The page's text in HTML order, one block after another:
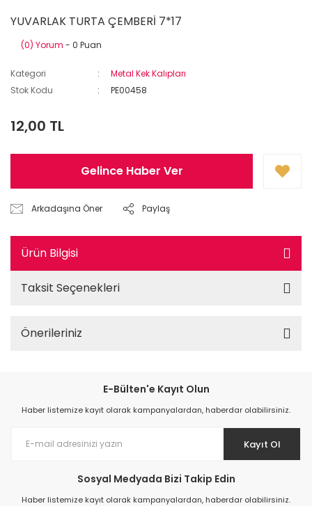
YUVARLAK TURTA ÇEMBERİ 7*17
(0) Yorum - 0 Puan
Kategori
Metal Kek Kalıpları
Stok Kodu
PE00458
12,00 TL
Gelince Haber Ver
Arkadaşına Öner Paylaş
Ürün Bilgisi
Taksit Seçenekleri
Önerileriniz
E-Bülten'e Kayıt Olun
Haber listemize kayıt olarak kampanyalardan, haberdar olabilirsiniz.
Kayıt Ol
Sosyal Medyada Bizi Takip Edin
Haber listemize kayıt olarak kampanyalardan, haberdar olabilirsiniz.